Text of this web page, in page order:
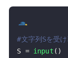
#文字列Sを受
S = input ( )